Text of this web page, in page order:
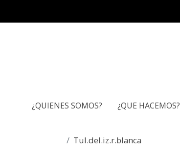
¿QUIENES SOMOS? ¿QUE HACEMOS?
Tul.del.iz.r.blanca